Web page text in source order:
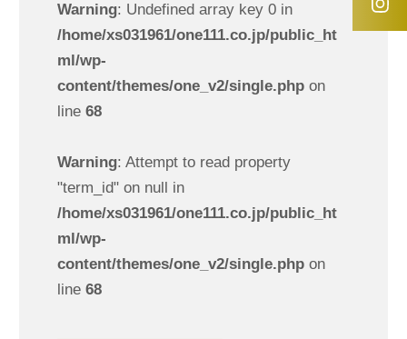
Warning: Undefined array key 0 in
/home/xs031961/one111.co.jp/public_ht
ml/wp-
content/themes/one_v2/single.phpon
line 68
Warning: Attempt to read property
"term_id" on null in
/home/xs031961/one111.co.jp/public_ht
ml/wp-
content/themes/one_v2/single.phpon
line 68